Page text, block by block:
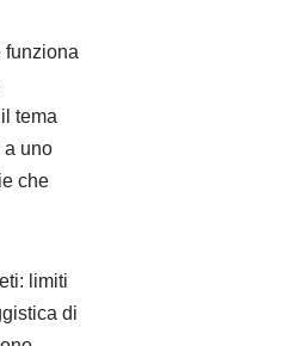
funziona
tema
a uno
che
limiti
di